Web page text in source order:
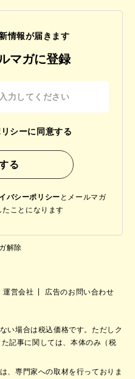
情報が届きます
マガに登録
シーに同意する
バシーポリシー と メールマガ
ことになります
解除
運営会社
広告のお問い合わせ
い場合は税込価格です。ただしク
記事に関しては、本体のみ（税
、専門家への取材を行っておりま